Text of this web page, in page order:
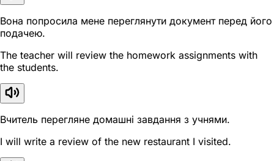
Вона попросила мене переглянути документ перед його
подачею.
The teacher will review the homework assignments with
the students.
Вчитель перегляне домашні завдання з учнями.
I will write a review of the new restaurant I visited.